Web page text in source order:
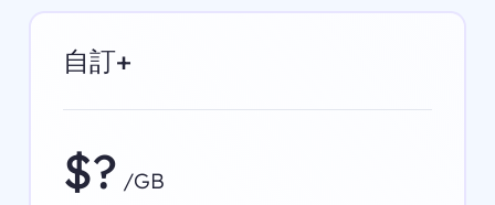
自訂+
$? /GB